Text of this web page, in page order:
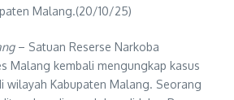
Malang.(20/10/25)
– Satuan Reserse Narkoba
Malang kembali mengungkap kasus
wilayah Kabupaten Malang. Seorang